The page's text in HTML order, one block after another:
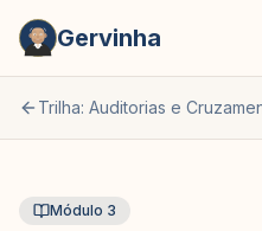
Gervinha
Trilha: Auditorias e
Módulo 3